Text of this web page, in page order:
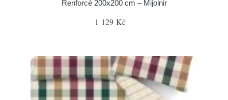
Renforcé 200x200 cm – Mijolnir
1 129 Kč